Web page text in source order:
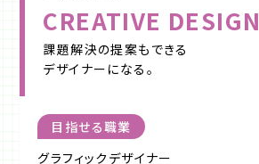
CREATIVE DESIGN
課題解決の提案もできる
デザイナーになる。
目指せる職業
グラフィックデザイナー